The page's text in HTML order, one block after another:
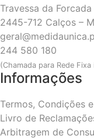
Travessa da Forcada
2445-712 Calços –
244 580 180
(Chamada para Rede Fixa
Informações
Termos, Condições
Livro de
Arbitragem de